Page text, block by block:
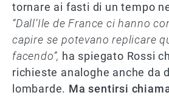
tornare ai fasti di un tempo
“Dall’Ile de France ci hanno
capire se potevano replicare
facendo”, ha spiegato Rossi
richieste analoghe anche da
lombarde. Ma sentirsi